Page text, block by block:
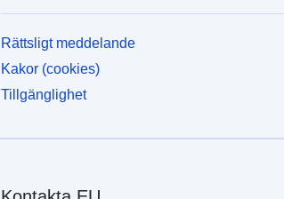
Rättsligt meddelande
Kakor (cookies)
Tillgänglighet